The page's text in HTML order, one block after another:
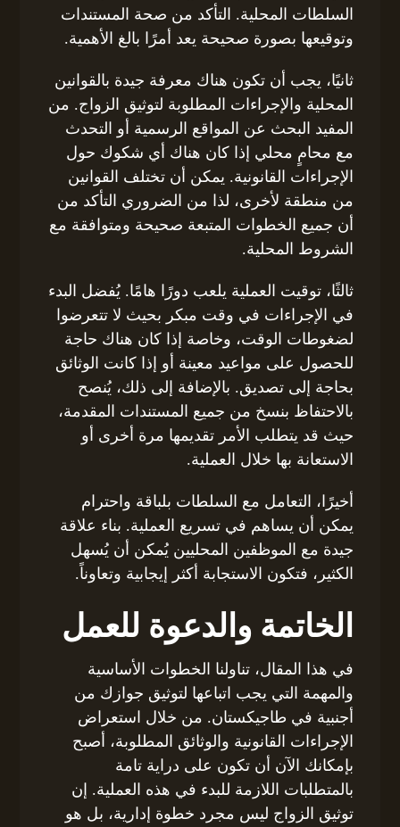
السلطات المحلية. التأكد من صحة المستندات
وتوقيعها بصورة صحيحة يعد أمرًا بالغ الأهمية.
ثانيًا، يجب أن تكون هناك معرفة جيدة بالقوانين
المحلية والإجراءات المطلوبة لتوثيق الزواج. من
المفيد البحث عن المواقع الرسمية أو التحدث
مع محامٍ محلي إذا كان هناك أي شكوك حول
الإجراءات القانونية. يمكن أن تختلف القوانين
من منطقة لأخرى، لذا من الضروري التأكد من
أن جميع الخطوات المتبعة صحيحة ومتوافقة مع
الشروط المحلية.
ثالثًا، توقيت العملية يلعب دورًا هامًا. يُفضل البدء
في الإجراءات في وقت مبكر بحيث لا تتعرضوا
لضغوطات الوقت، وخاصة إذا كان هناك حاجة
للحصول على مواعيد معينة أو إذا كانت الوثائق
بحاجة إلى تصديق. بالإضافة إلى ذلك، يُنصح
بالاحتفاظ بنسخ من جميع المستندات المقدمة،
حيث قد يتطلب الأمر تقديمها مرة أخرى أو
الاستعانة بها خلال العملية.
أخيرًا، التعامل مع السلطات بلباقة واحترام
يمكن أن يساهم في تسريع العملية. بناء علاقة
جيدة مع الموظفين المحليين يُمكن أن يُسهل
الكثير، فتكون الاستجابة أكثر إيجابية وتعاوناً.
الخاتمة والدعوة للعمل
في هذا المقال، تناولنا الخطوات الأساسية
والمهمة التي يجب اتباعها لتوثيق جوازك من
أجنبية في طاجيكستان. من خلال استعراض
الإجراءات القانونية والوثائق المطلوبة، أصبح
بإمكانك الآن أن تكون على دراية تامة
بالمتطلبات اللازمة للبدء في هذه العملية. إن
توثيق الزواج ليس مجرد خطوة إدارية، بل هو